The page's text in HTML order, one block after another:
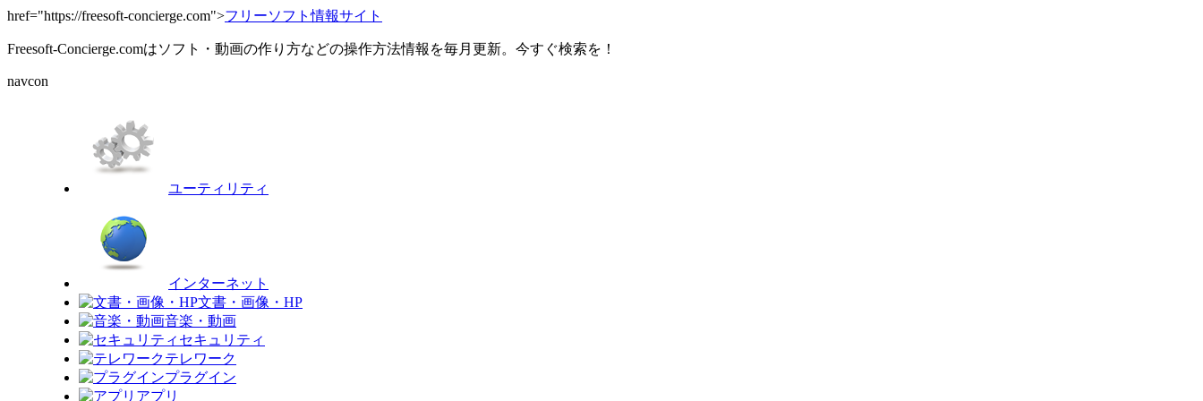
href="https://freesoft-concierge.com">フリーソフト情報サイト
Freesoft-Concierge.comはソフト・動画の作り方などの操作方法情報を毎月更新。今すぐ検索を！
navcon
ユーティリティ
インターネット
文書・画像・HP
音楽・動画
セキュリティ
テレワーク
プラグイン
アプリ